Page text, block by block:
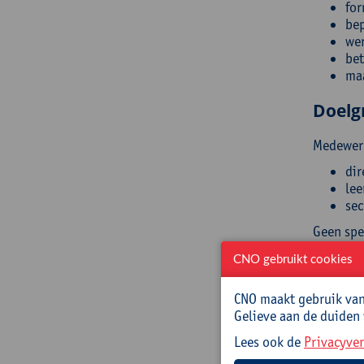
Geen
CNO gebruikt cookies
CNO maakt gebruik
Gelieve aan de
Lees ook de